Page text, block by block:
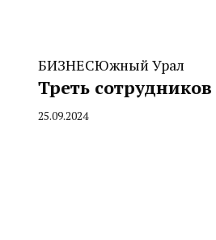
БИЗНЕСЮжный Урал
Треть
By
25.09.2024